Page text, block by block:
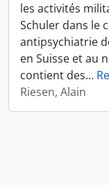
les activités
Schuler dans le
antipsychiatrie
en Suisse et au
contient des…
Riesen, Alain